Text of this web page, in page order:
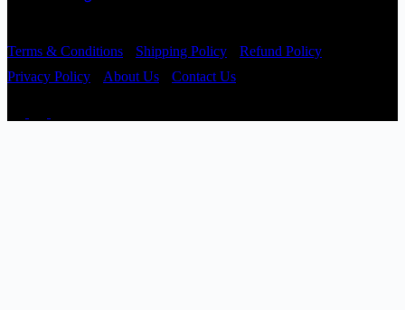
Terms & Conditions Shipping Policy
Refund Policy
Privacy Policy
About Us Contact Us